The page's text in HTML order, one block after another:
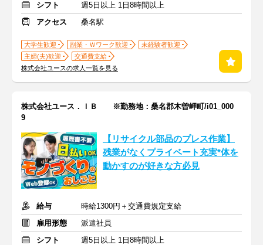
シフト
週5日以上 1日8時間以上
アクセス
桑名駅
大学生歓迎 副業・Ｗワーク歓迎
未経験者歓迎
主婦(夫)歓迎
交通費支給
株式会社ユースの求人一覧を見る
株式会社ユース．ＩＢ ※勤務地：桑名郡木曽岬町/i01_000
9
【リサイクル部品のプレス作業】
残業がなくプライベート充実*体を
動かすのが好きな方必見
給与
時給1300円＋交通費規定支給
雇用形態
派遣社員
シフト
週5日以上 1日8時間以上